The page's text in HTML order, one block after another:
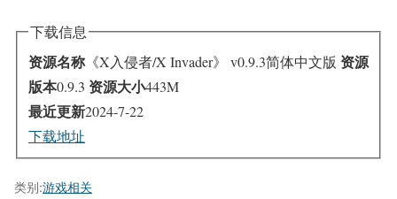
下载信息
资源名称 《X入侵者/X Invader》 v0.9.3简体中文版 资源
版本0.9.3 资源大小443M
最近更新2024-7-22
下载地址
类别:游戏相关